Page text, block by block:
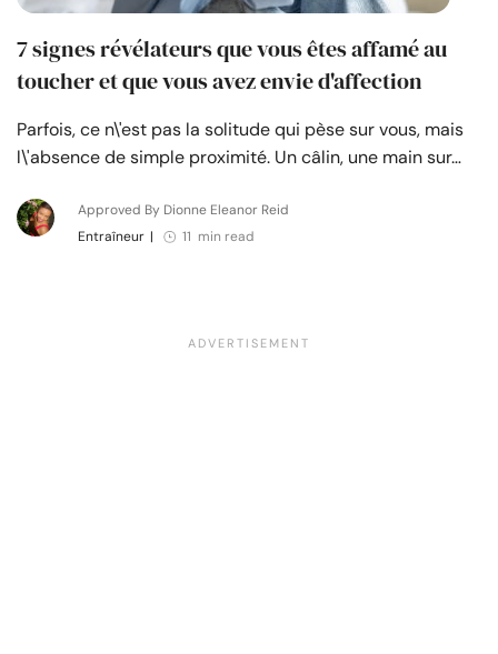
7 signes révélateurs que vous êtes affamé au
toucher et que vous avez envie d'affection
Parfois, ce n\'est pas la solitude qui pèse sur vous, mais
l\'absence de simple proximité. Un câlin, une main sur…
Approved By Dionne Eleanor Reid
Entraîneur | 11 min read